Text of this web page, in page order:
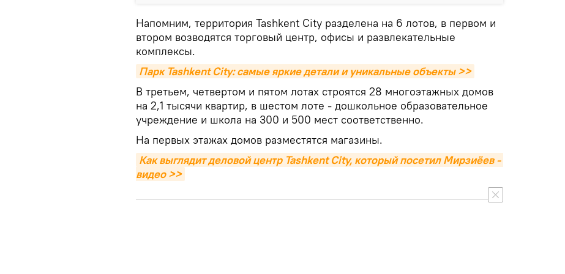
Напомним, территория Tashkent City разделена на 6 лотов, в первом и
втором возводятся торговый центр, офисы и развлекательные
комплексы.
Парк Tashkent City: самые яркие детали и уникальные объекты >>
В третьем, четвертом и пятом лотах строятся 28 многоэтажных домов
на 2,1 тысячи квартир, в шестом лоте - дошкольное образовательное
учреждение и школа на 300 и 500 мест соответственно.
На первых этажах домов разместятся магазины.
Как выглядит деловой центр Tashkent City, который посетил Мирзиёев -
видео >>